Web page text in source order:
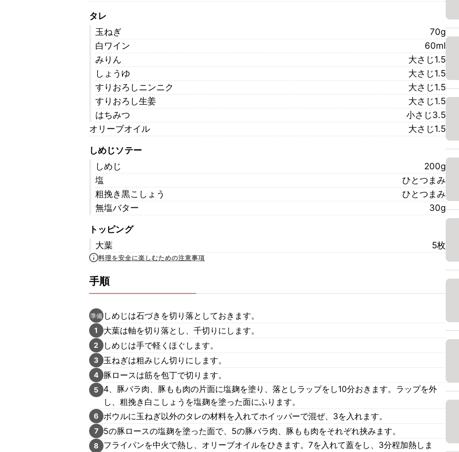
タレ
玉ねぎ
70g
白ワイン
60ml
みりん
大さじ1.5
しょうゆ
大さじ1.5
すりおろしニンニク
大さじ1.5
すりおろし生姜
大さじ1.5
はちみつ
小さじ3.5
オリーブオイル
大さじ1.5
しめじソテー
しめじ
200g
塩
ひとつまみ
粗挽き黒こしょう
ひとつまみ
無塩バター
30g
トッピング
大葉
5枚
料理を安全に楽しむための注意事項
手順
準備 しめじは石づきを切り落としておきます。
1 大葉は軸を切り落とし、千切りにします。
2 しめじは手で軽くほぐします。
3 玉ねぎは粗みじん切りにします。
4 豚ロースは筋を包丁で切ります。
5
4、豚バラ肉、豚もも肉の片面に塩麹を塗り、落としラップをし10分おきます。ラップを外
し、粗挽き白こしょうを塩麹を塗った面にふります。
6 ボウルに玉ねぎ以外のタレの材料を入れてホイッパーで混ぜ、3を入れます。
7 5の豚ロースの塩麹を塗った面で、5の豚バラ肉、豚もも肉をそれぞれ挟みます。
8
フライパンを中火で熱し、オリーブオイルをひきます。7を入れて蓋をし、3分程加熱しま